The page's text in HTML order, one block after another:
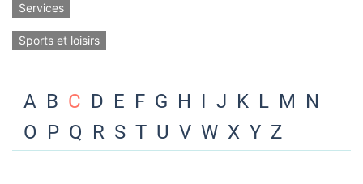
Services
Sports et loisirs
A B C D E F G H I J K L M N
O P Q R S T U V W X Y Z